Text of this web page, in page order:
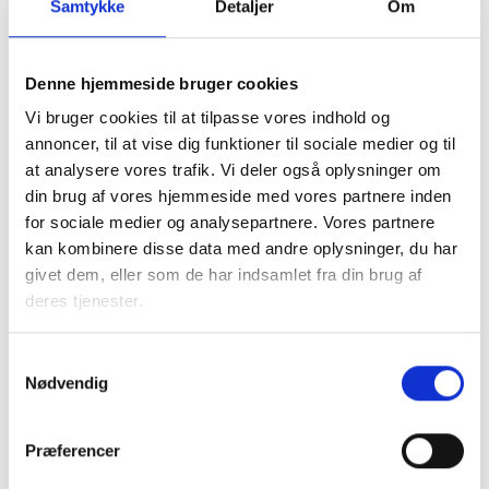
Samtykke Detaljer Om
Denne hjemmeside bruger cookies
Vi bruger cookies til at tilpasse vores indhold og
annoncer, til at vise dig funktioner til sociale medier og til
at analysere vores trafik. Vi deler også oplysninger om
din brug af vores hjemmeside med vores partnere inden
for sociale medier og analysepartnere. Vores partnere
kan kombinere disse data med andre oplysninger, du har
givet dem, eller som de har indsamlet fra din brug af
deres tjenester.
Nødvendig
Præferencer
VIVE har netop offentliggjort en rapport om hjemløse og
betalingsevne ( Mange borgere i hjemløshed har ikke råd til
en bolig - vive.dk
), hvor det bl.a. konkluderes:
Selv under de mest gunstige forudsætninger – hvor en
person klarer sig for 4.000 kr. om måneden til alle andre
fornødenheder end bolig – viser undersøgelsen, at næsten
60 % af målgruppen har mindre end 3.500 kr. tilbage til
husleje. Det vil sige, at mange borgere i hjemløshed reelt
ikke har økonomisk mulighed for at betale for at leje en
Antallet af ledige boliger pr. år med en husleje på højst
af hjemløse forøges pga. ændringerne i ydelser til de mest
udsatte i samfundet. VIVE konkluderer, at 8 % har en